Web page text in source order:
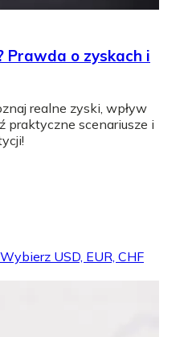
Prawda o zyskach i
realne zyski, wpływ
praktyczne scenariusze i
USD, EUR, CHF